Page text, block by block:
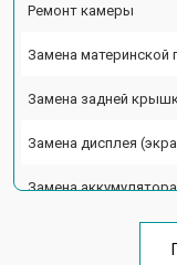
Ремонт камеры
Замена материнской
Замена задней
Замена дисплея
Замена аккумулятора